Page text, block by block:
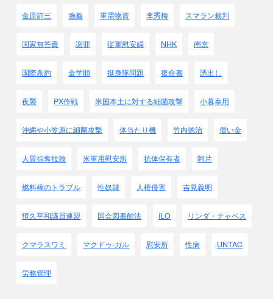
金原節三 強姦 軍需物資 李秀梅 スマラン裁判
国家無答責 謝罪 従軍慰安婦 NHK 南京
国際条約 金学順 挺身隊問題 復命書 誘出し
夜襲 PX作戦 米国本土に対する細菌攻撃 小暮泰用
沖縄や小笠原に細菌攻撃 体当たり機 竹内徳治 償い金
人質掠奪拉致 米軍用慰安所 抗体保有者 阿片
燃料棒のトラブル 性奴隷 人権侵害 吉見義明
恒久平和議員連盟 国会図書館法 ILO リンダ・チャベス
クマラスワミ マクドゥ-ガル 慰安所 性病 UNTAC
労務管理